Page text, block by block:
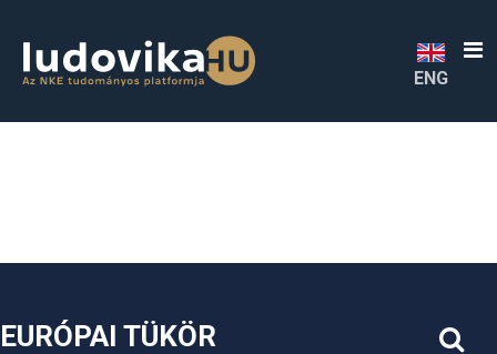
##plugins.themes.bootstrap3.accessible_menu.sidebar##
ENG
EURÓPAI TÜKÖR